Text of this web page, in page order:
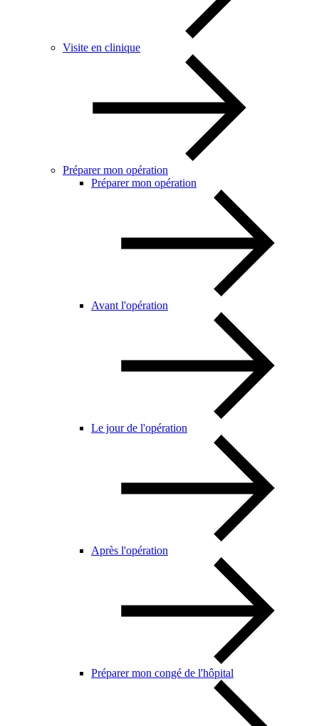
Visite en clinique
Préparer mon opération
Préparer mon opération
Avant l'opération
Le jour de l'opération
Après l'opération
Préparer mon congé de l'hôpital